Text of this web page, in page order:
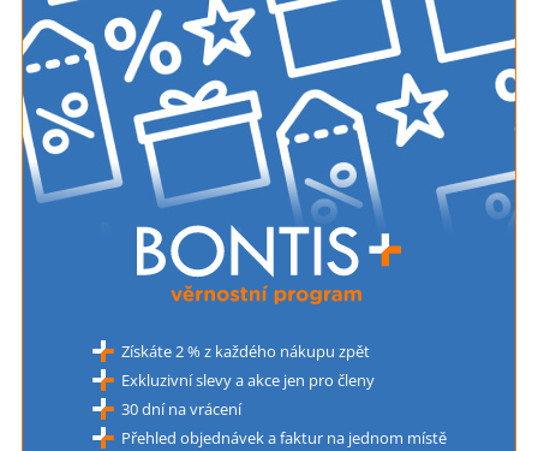
Získáte 2 % z každého nákupu zpět
Exkluzivní slevy a akce jen pro členy
30 dní na vrácení
Přehled objednávek a faktur na jednom místě